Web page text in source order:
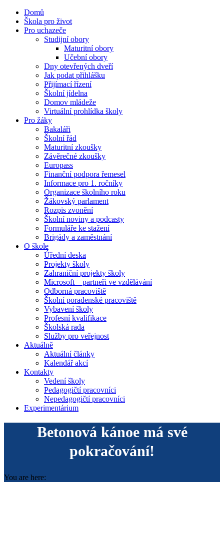
Domů
Škola pro život
Pro uchazeče
Studijní obory
Maturitní obory
Učební obory
Dny otevřených dveří
Jak podat přihlášku
Přijímací řízení
Školní jídelna
Domov mládeže
Virtuální prohlídka školy
Pro žáky
Bakaláři
Školní řád
Maturitní zkoušky
Závěrečné zkoušky
Europass
Finanční podpora řemesel
Informace pro 1. ročníky
Organizace školního roku
Žákovský parlament
Rozpis zvonění
Školní noviny a podcasty
Formuláře ke stažení
Brigády a zaměstnání
O škole
Úřední deska
Projekty školy
Zahraniční projekty školy
Microsoft – partneři ve vzdělávání
Odborná pracoviště
Školní poradenské pracoviště
Vybavení školy
Profesní kvalifikace
Školská rada
Služby pro veřejnost
Aktuálně
Aktuální články
Kalendář akcí
Kontakty
Vedení školy
Pedagogičtí pracovníci
Nepedagogičtí pracovníci
Experimentárium
Betonová kánoe má své
pokračování!
You are here: